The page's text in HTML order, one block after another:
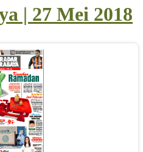
| 27 Mei 2018